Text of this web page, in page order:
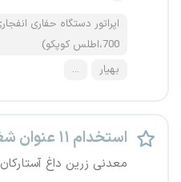
700،اطلس کوپکو)
بهیار
...
استخدام ۱۱ عنوان شغلی
معدنی زرین داغ آستارکان